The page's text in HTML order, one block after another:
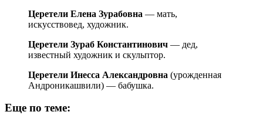
Церетели Елена Зурабовна — мать,
искусствовед, художник.
Церетели Зураб Константинович — дед,
известный художник и скульптор.
Церетели Инесса Александровна (урожденная
Андроникашвили) — бабушка.
Еще по теме: